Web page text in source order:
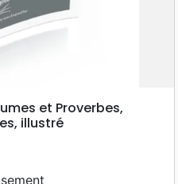
et Proverbes,
illustré